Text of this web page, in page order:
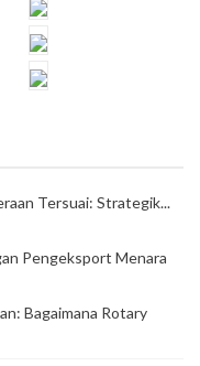
Tersuai: Strategik...
Pengeksport Menara
Bagaimana Rotary